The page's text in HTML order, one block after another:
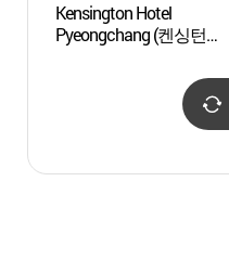
Kensington Hotel
Pyeongchang (켄싱턴